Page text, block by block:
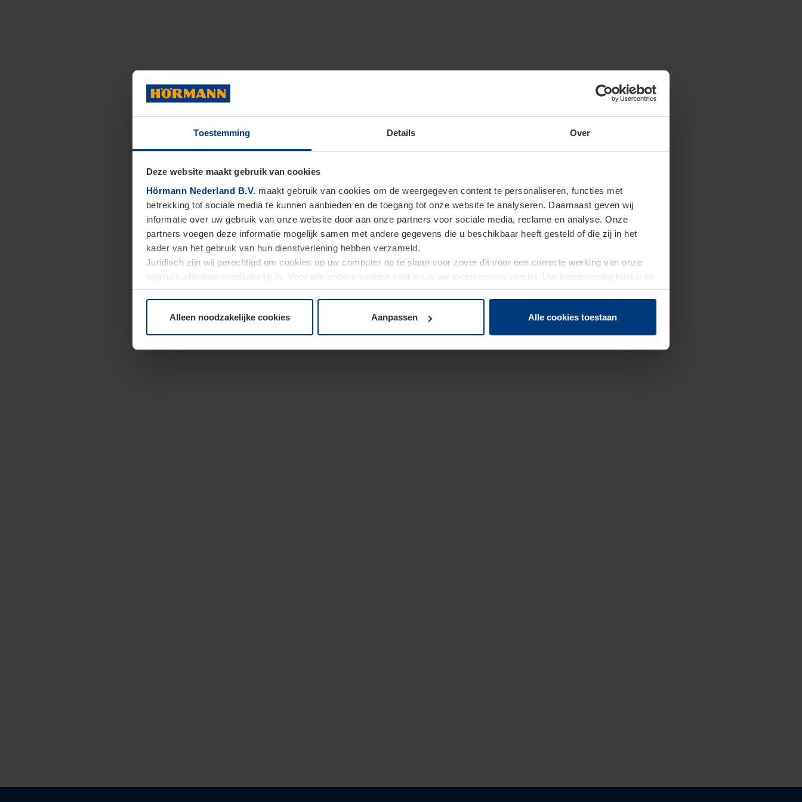
Toestemming Details Over
Deze website maakt gebruik van cookies
Hörmann Nederland B.V. maakt gebruik van cookies om de weergegeven content te personaliseren, functies met
betrekking tot sociale media te kunnen aanbieden en de toegang tot onze website te analyseren. Daarnaast geven wij
informatie over uw gebruik van onze website door aan onze partners voor sociale media, reclame en analyse. Onze
partners voegen deze informatie mogelijk samen met andere gegevens die u beschikbaar heeft gesteld of die zij in het
kader van het gebruik van hun dienstverlening hebben verzameld.
Juridisch zijn wij gerechtigd om cookies op uw computer op te slaan voor zover dit voor een correcte werking van onze
pagina's absoluut noodzakelijk is. Voor alle andere soorten cookies is uw toestemming vereist. Uw toestemming kunt u op
elk moment bij de uitleg van de cookies op paginaprivacyverklaringop onze website wijzigen of herroepen.
Alleen noodzakelijke cookies Aanpassen Alle cookies toestaan